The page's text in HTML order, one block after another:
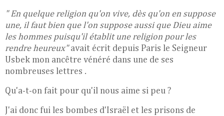
" En quelque religion qu'on vive, dès qu'on en suppose
une, il faut bien que l'on suppose aussi que Dieu aime
les hommes puisqu'il établit une religion pour les
rendre heureux"avait écrit depuis Paris le Seigneur
Usbek mon ancêtre vénéré dans une de ses
nombreuses lettres .
Qu'a-t-on fait pour qu'il nous aime si peu ?
J'ai donc fui les bombes d'Israël et les prisons de